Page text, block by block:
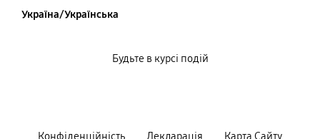
Україна/Українська
Конфiденцiйнiсть Декларацiя Карта Сайту
Будьте в курсі подій